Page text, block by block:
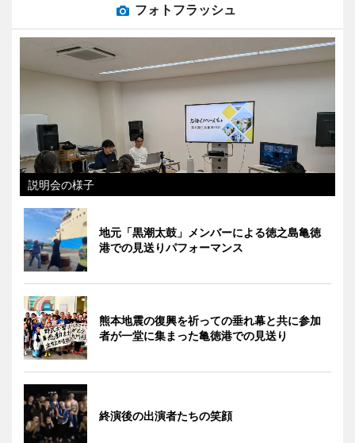
フォトフラッシュ
説明会の様子
地元「黒潮太鼓」メンバーによる徳之島亀徳
港での見送りパフォーマンス
熊本地震の復興を祈っての垂れ幕と共に参加
者が一堂に集まった亀徳港での見送り
終演後の出演者たちの笑顔